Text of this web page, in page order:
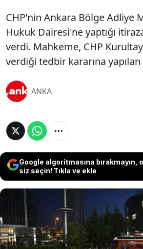
CHP'nin Ankara Bölge Adliye
Hukuk Dairesi'ne yaptığı
verdi. Mahkeme, CHP
verdiği tedbir kararına
ANKA
Google algoritmasına bırakmayın,
siz seçin! Tıkla ve ekle
CHP'nin Ankara Bölge
Hukuk Dairesi'ne